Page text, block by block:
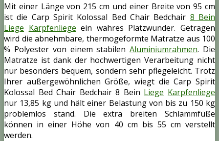
Mit einer Länge von 215 cm und einer Breite von 95 cm
ist die Carp Spirit Kolossal Bed Chair Bedchair 8 Bein
Liege Karpfenliege ein wahres Platzwunder. Getragen
wird die abnehmbare, thermogeformte Matratze aus 100
% Polyester von einem stabilenAluminiumrahmen. Die
Matratze ist dank der hochwertigen Verarbeitung nicht
nur besonders bequem, sondern sehr pflegeleicht. Trotz
Ihrer außergewöhnlichen Größe, wiegt die Carp Spirit
Kolossal Bed Chair Bedchair 8 Bein Liege Karpfenliege
nur 13,85 kg und hält einer Belastung von bis zu 150 kg
problemlos stand. Die extra breiten Schlammfüße
können in einer Höhe von 40 cm bis 55 cm verstellt
werden.